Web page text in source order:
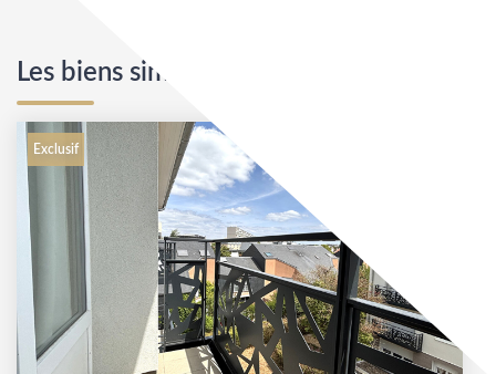
Les biens similaires
Exclusif